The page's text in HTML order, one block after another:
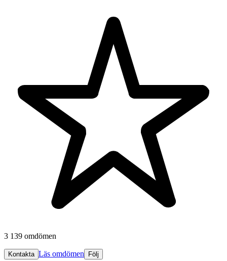
3 139 omdömen
Kontakta Läs omdömen Följ